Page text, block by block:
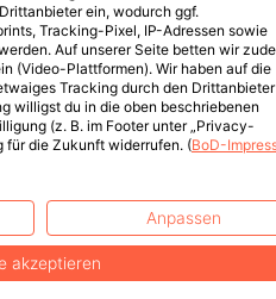
ein, wodurch ggf.
Tracking-Pixel, IP-Adressen sowie
Auf unserer Seite betten wir
(Video-Plattformen). Wir haben auf die
Tracking durch den Drittanbieter
willigst du in die oben beschriebenen
(z. B. im Footer unter „Privacy-
für die Zukunft widerrufen. (BoD-
Anpassen
akzeptieren